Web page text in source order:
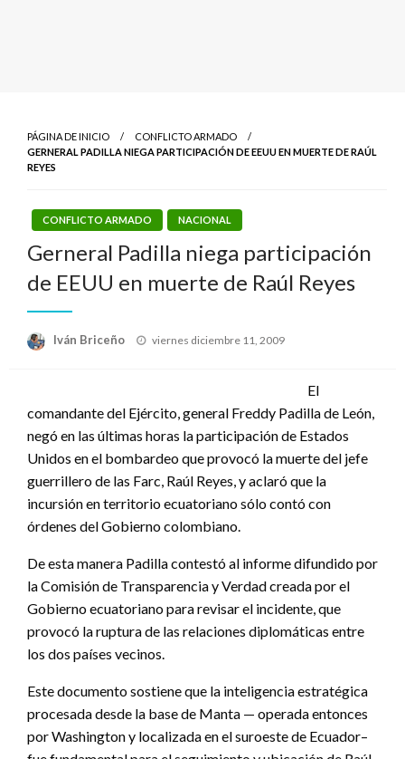
PÁGINA DE INICIO
CONFLICTO ARMADO
GERNERAL PADILLA NIEGA PARTICIPACIÓN DE EEUU EN MUERTE DE RAÚL
REYES
CONFLICTO ARMADO NACIONAL
Gerneral Padilla niega participación
de EEUU en muerte de Raúl Reyes
Iván Briceño
Publicado
viernes diciembre 11, 2009
El
comandante del Ejército, general Freddy Padilla de León,
negó en las últimas horas la participación de Estados
Unidos en el bombardeo que provocó la muerte del jefe
guerrillero de las Farc, Raúl Reyes, y aclaró que la
incursión en territorio ecuatoriano sólo contó con
órdenes del Gobierno colombiano.
De esta manera Padilla contestó al informe difundido por
la Comisión de Transparencia y Verdad creada por el
Gobierno ecuatoriano para revisar el incidente, que
provocó la ruptura de las relaciones diplomáticas entre
los dos países vecinos.
Este documento sostiene que la inteligencia estratégica
procesada desde la base de Manta — operada entonces
por Washington y localizada en el suroeste de Ecuador–